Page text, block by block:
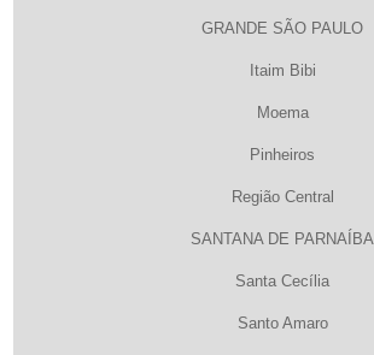
GRANDE SÃO PAULO
Itaim Bibi
Moema
Pinheiros
Região Central
SANTANA DE PARNAÍBA
Santa Cecília
Santo Amaro